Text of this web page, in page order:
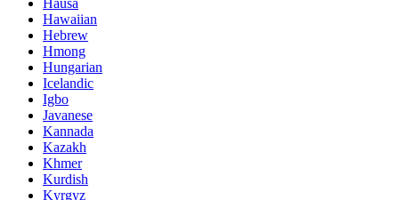
Hawaiian
Hebrew
Hmong
Hungarian
Icelandic
Igbo
Javanese
Kannada
Kazakh
Khmer
Kurdish
Kyrgyz